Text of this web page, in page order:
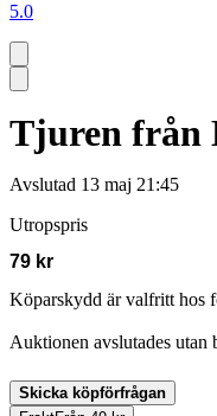
5.0
Tjuren från
Avslutad 13 maj 21:45
Utropspris
79 kr
Köparskydd är valfritt hos
Auktionen avslutades utan
Skicka köpförfrågan